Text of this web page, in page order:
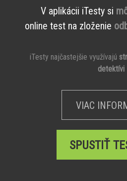
V aplikácii iTesty si
online test na zloženie
iTesty najčastejšie využívajú
detektívi
VIAC
SPUSTIŤ